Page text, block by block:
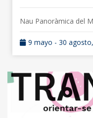
Nau Panoràmica del
9 mayo - 30